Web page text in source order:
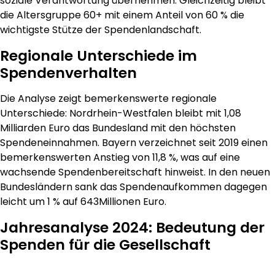
die Altersgruppe 60+ mit einem Anteil von 60 % die
wichtigste Stütze der Spendenlandschaft.
Regionale Unterschiede im
Spendenverhalten
Die Analyse zeigt bemerkenswerte regionale
Unterschiede: Nordrhein-Westfalen bleibt mit 1,08
Milliarden Euro das Bundesland mit den höchsten
Spendeneinnahmen. Bayern verzeichnet seit 2019 einen
bemerkenswerten Anstieg von 11,8 %, was auf eine
wachsende Spendenbereitschaft hinweist. In den neuen
Bundesländern sank das Spendenaufkommen dagegen
leicht um 1 % auf 643Millionen Euro.
Jahresanalyse 2024: Bedeutung der
Spenden für die Gesellschaft